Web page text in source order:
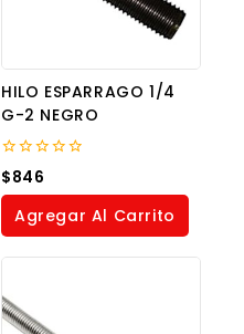
HILO ESPARRAGO 1/4
G-2 NEGRO
0
out
of
$846
Agregar Al Carrito